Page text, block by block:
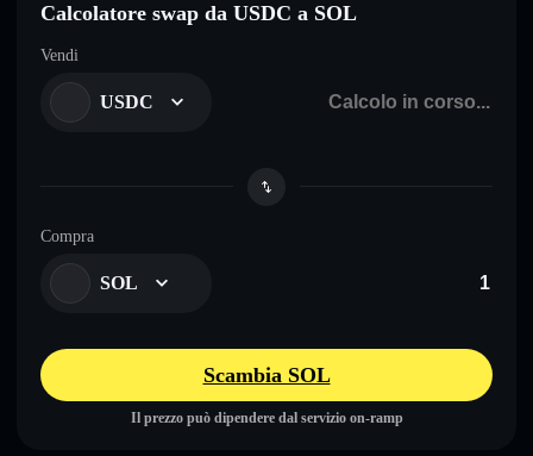
Calcolatore swap da USDC a SOL
Vendi
USDC
Compra
SOL
Scambia SOL
Il prezzo può dipendere dal servizio on-ramp